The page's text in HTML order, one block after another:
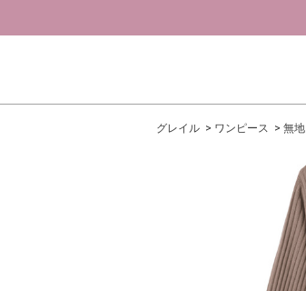
グレイル ワンピース 無地